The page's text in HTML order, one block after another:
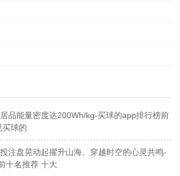
品能量密度达200Wh/kg-买球的app排行榜前
球的
注盘晃动起擢升山海、穿越时空的心灵共鸣-
十名推荐 十大